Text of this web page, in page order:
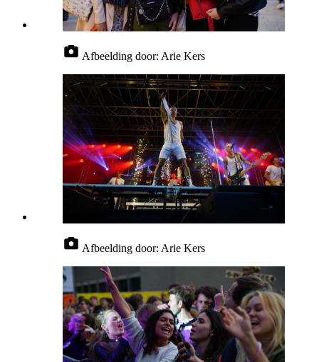
Afbeelding door: Arie Kers
Afbeelding door: Arie Kers